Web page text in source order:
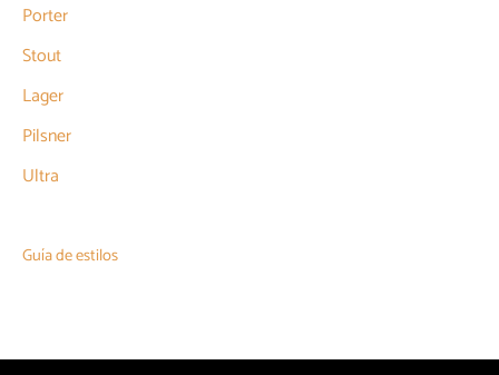
Porter
Stout
Lager
Pilsner
Ultra
Guía de estilos